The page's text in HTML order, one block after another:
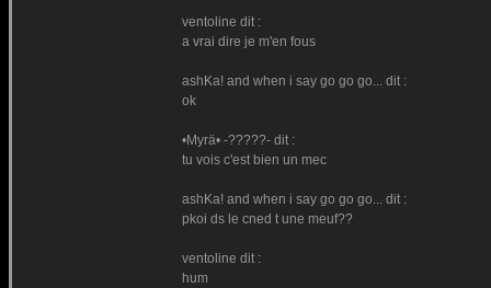
ventoline dit :
a vrai dire je m'en fous
ashKa! and when i say go go go... dit :
ok
•Myrä• -?????- dit :
tu vois c'est bien un mec
ashKa! and when i say go go go... dit :
pkoi ds le cned t une meuf??
ventoline dit :
hum